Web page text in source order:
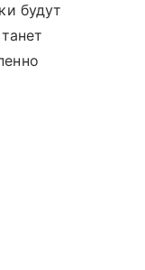
будут